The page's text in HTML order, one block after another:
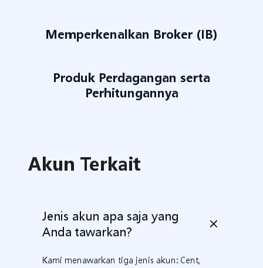
Memperkenalkan Broker (IB)
Produk Perdagangan serta
Perhitungannya
Akun Terkait
Jenis akun apa saja yang
Anda tawarkan?
Kami menawarkan tiga jenis akun: Cent,